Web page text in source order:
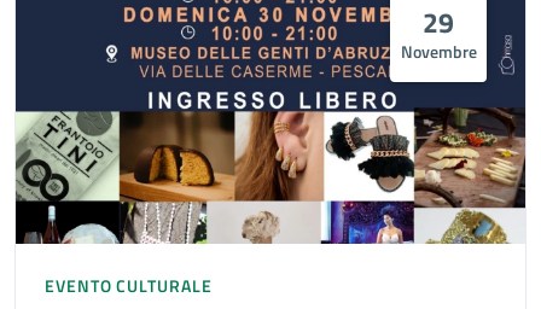
29
Novembre
EVENTO CULTURALE